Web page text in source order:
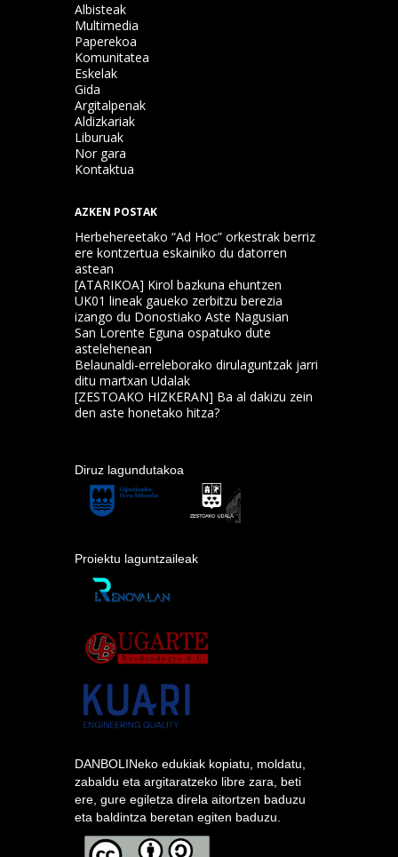
Albisteak
Multimedia
Paperekoa
Komunitatea
Eskelak
Gida
Argitalpenak
Aldizkariak
Liburuak
Nor gara
Kontaktua
AZKEN POSTAK
Herbehereetako “Ad Hoc” orkestrak berriz
ere kontzertua eskainiko du datorren
astean
[ATARIKOA] Kirol bazkuna ehuntzen
UK01 lineak gaueko zerbitzu berezia
izango du Donostiako Aste Nagusian
San Lorente Eguna ospatuko dute
astelehenean
Belaunaldi-erreleborako dirulaguntzak jarri
ditu martxan Udalak
[ZESTOAKO HIZKERAN] Ba al dakizu zein
den aste honetako hitza?
Diruz lagundutakoa
Proiektu laguntzaileak
DANBOLINeko edukiak kopiatu, moldatu,
zabaldu eta argitaratzeko libre zara, beti
ere, gure egiletza direla aitortzen baduzu
eta baldintza beretan egiten baduzu.